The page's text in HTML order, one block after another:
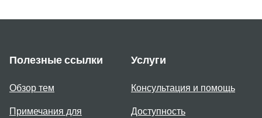
Полезные ссылки
Обзор тем
Примечания для
Услуги
Консультация и помощь
Доступность